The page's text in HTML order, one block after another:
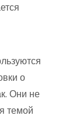
о
Они не
темой